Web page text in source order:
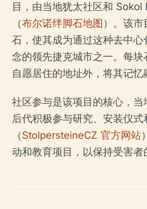
目，由当地犹太社区和
（布尔诺绊脚石地图 ）。该
石，使其成为通过这种去中
念的领先捷克城市之一。每
自愿居住的地址外，将其记忆
社区参与是该项目的核心，
后代积极参与研究、安装仪式
（StolpersteineCZ 官方网站
动和教育项目，以保持受害者